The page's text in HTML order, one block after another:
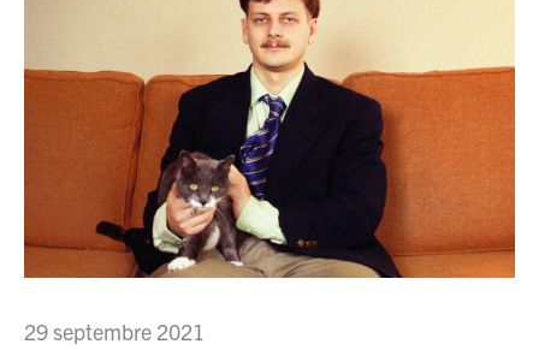
29 septembre 2021